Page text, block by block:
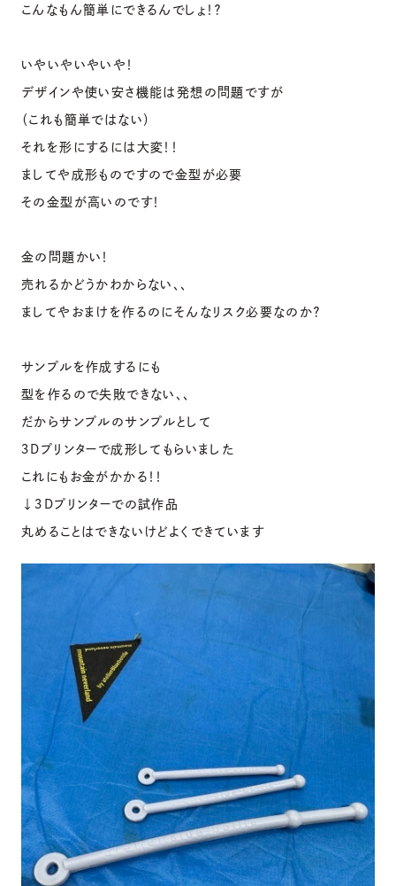
こんなもん簡単にできるんでしょ！？
いやいやいやいや！
デザインや使い安さ機能は発想の問題ですが
（これも簡単ではない）
それを形にするには大変！！
ましてや成形ものですので金型が必要
その金型が高いのです！
金の問題かい！
売れるかどうかわからない、、
ましてやおまけを作るのにそんなリスク必要なのか？
サンプルを作成するにも
型を作るので失敗できない、、
だからサンプルのサンプルとして
３Dプリンターで成形してもらいました
これにもお金がかかる！！
↓３Dプリンターでの試作品
丸めることはできないけどよくできています